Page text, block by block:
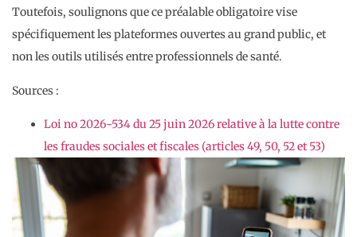
Toutefois, soulignons que ce préalable obligatoire vise
spécifiquement les plateformes ouvertes au grand public, et
non les outils utilisés entre professionnels de santé.
Sources :
Loi no 2026-534 du 25 juin 2026 relative à la lutte contre
les fraudes sociales et fiscales (articles 49, 50, 52 et 53)